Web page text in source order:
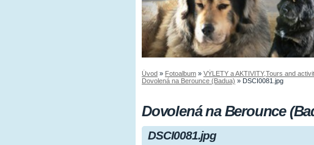
Úvod » Fotoalbum » VÝLETY a AKTIVITY,Tours and
Dovolená na Berounce (Badua) » DSCI0081.jpg
Dovolená na Berounce
DSCI0081.jpg